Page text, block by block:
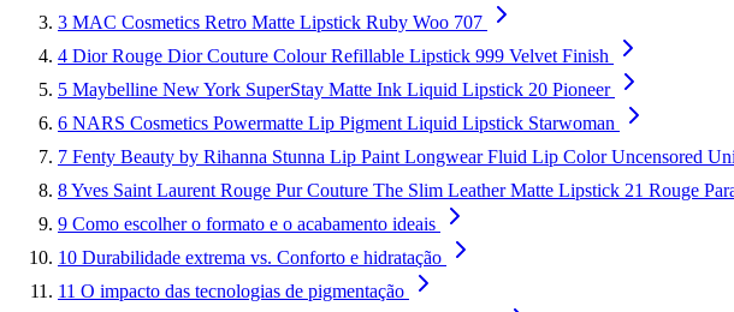
3 MAC Cosmetics Retro Matte Lipstick Ruby Woo 707
4 Dior Rouge Dior Couture Colour Refillable Lipstick 999 Velvet Finish
5 Maybelline New York SuperStay Matte Ink Liquid Lipstick 20 Pioneer
6 NARS Cosmetics Powermatte Lip Pigment Liquid Lipstick Starwoman
7 Fenty Beauty by Rihanna Stunna Lip Paint Longwear Fluid Lip Color Uncensored
8Yves Saint Laurent Rouge Pur Couture The Slim Leather Matte Lipstick 21 Rouge
9 Como escolher o formato e o acabamento ideais
10 Durabilidade extrema vs. Conforto e hidratação
11 O impacto das tecnologias de pigmentação